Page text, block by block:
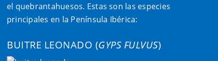
el quebrantahuesos. Estas son las especies
principales en la Península Ibérica:
BUITRE LEONADO (GYPS FULVUS)